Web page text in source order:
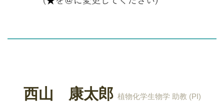
西山 康太郎 植物化学生物学 助教 (PI)